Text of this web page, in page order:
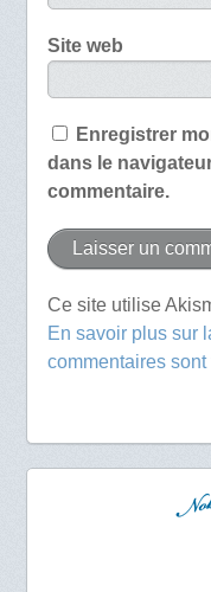
Site web
Enregistrer
dans le
commentaire.
Ce site utilise
En savoir plus sur
commentaires sont